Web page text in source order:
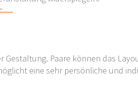
Paare können das
eine sehr persönliche und